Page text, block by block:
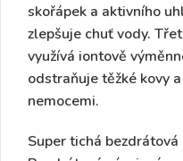
skořápek a aktivního
zlepšuje chuť vody.
využívá iontově
odstraňuje těžké kovy
nemocemi.
Super tichá bezdrátová